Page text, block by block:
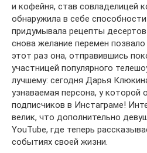
и кофейня, став совладелицей
обнаружила в себе
придумывала рецепты
снова желание перемен
этот раз она, отправившись
участницей популярного
лучшему: сегодня Дарья
узнаваемая персона, у которой
подписчиков в Инстаграме!
велик, что дополнительно
YouTube, где теперь
событиях своей жизни.